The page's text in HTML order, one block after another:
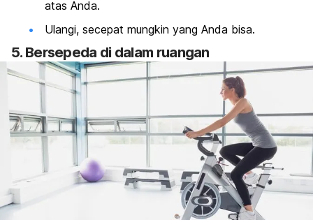
atas Anda.
Ulangi, secepat mungkin yang Anda bisa.
5. Bersepeda di dalam ruangan